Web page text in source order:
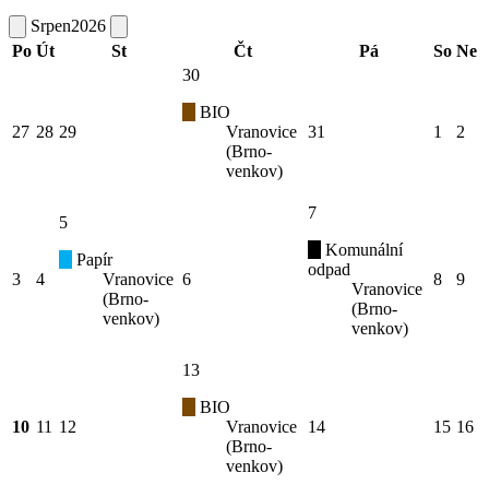
Srpen2026
Po Út St Čt Pá So Ne
27 28 29
30
BIO
Vranovice
(Brno-
venkov)
31 1 2
3 4
5
Papír
Vranovice
(Brno-
venkov)
6
7
Komunální
odpad
Vranovice
(Brno-
venkov)
8 9
10 11 12
13
BIO
Vranovice
(Brno-
venkov)
14 15 16